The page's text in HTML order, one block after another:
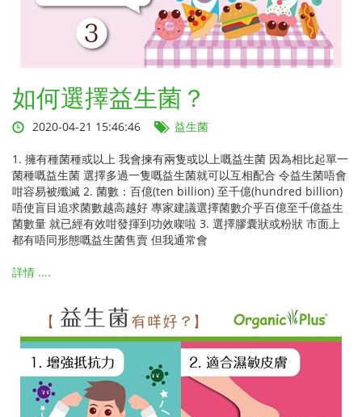
如何選擇益生菌？
2020-04-21 15:46:46 益生菌
1. 擁有種菌種或以上 我會揀有兩隻或以上嘅益生菌 因為相比起單一
菌種嘅益生菌 選擇多過一隻嘅益生菌就可以互相配合 令益生菌唔會
咁容易被殲滅 2. 菌數：百億(ten billion) 至千億(hundred billion)
唔使盲目追求菌數越高越好 專家建議選擇菌數介乎百億至千億益生
菌數量 就已經有效咁發揮到功效㗎啦 3. 選擇膠囊狀或粉狀 市面上
都有唔同形態嘅益生菌售賣 但我通常會
詳情 ....